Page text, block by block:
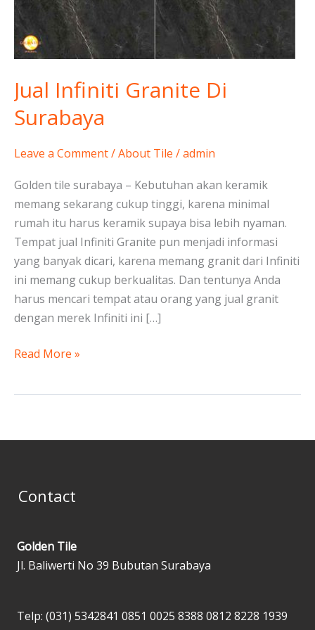
Jual Infiniti Granite Di
Surabaya
Leave a Comment/About Tile /admin
Golden tile surabaya – Kebutuhan akan keramik
memang sekarang cukup tinggi, karena minimal
rumah itu harus keramik supaya bisa lebih nyaman.
Tempat jual Infiniti Granite pun menjadi informasi
yang banyak dicari, karena memang granit dari Infiniti
ini memang cukup berkualitas. Dan tentunya Anda
harus mencari tempat atau orang yang jual granit
dengan merek Infiniti ini […]
Surabaya
Read More »
Contact
Golden Tile
Jl. Baliwerti No 39 Bubutan Surabaya
Telp: (031) 5342841 0851 0025 8388 0812 8228 1939